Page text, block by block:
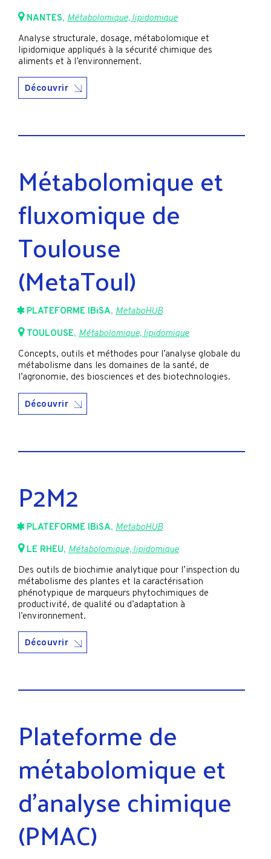
NANTES, Métabolomique, lipidomique
Analyse structurale, dosage, métabolomique et
lipidomique appliqués à la sécurité chimique des
aliments et à l’environnement.
Découvrir
Métabolomique et
fluxomique de
Toulouse
(MetaToul)
PLATEFORME IBiSA, MetaboHUB
TOULOUSE, Métabolomique, lipidomique
Concepts, outils et méthodes pour l’analyse globale du
métabolisme dans les domaines de la santé, de
l’agronomie, des biosciences et des biotechnologies.
Découvrir
P2M2
PLATEFORME IBiSA, MetaboHUB
LE RHEU, Métabolomique, lipidomique
Des outils de biochimie analytique pour l’inspection du
métabolisme des plantes et la caractérisation
phénotypique de marqueurs phytochimiques de
productivité, de qualité ou d’adaptation à
l’environnement.
Découvrir
Plateforme de
métabolomique et
d’analyse chimique
(PMAC)